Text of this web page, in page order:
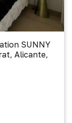
SUNNY
Alicante,